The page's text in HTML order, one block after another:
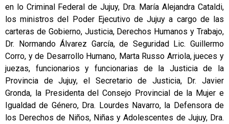
en lo Criminal Federal de Jujuy, Dra. María Alejandra Cataldi,
los ministros del Poder Ejecutivo de Jujuy a cargo de las
carteras de Gobierno, Justicia, Derechos Humanos y Trabajo,
Dr. Normando Álvarez García, de Seguridad Lic. Guillermo
Corro, y de Desarrollo Humano, Marta Russo Arriola, jueces y
juezas, funcionarios y funcionarias de la Justicia de la
Provincia de Jujuy, el Secretario de Justicia, Dr. Javier
Gronda, la Presidenta del Consejo Provincial de la Mujer e
Igualdad de Género, Dra. Lourdes Navarro, la Defensora de
los Derechos de Niños, Niñas y Adolescentes de Jujuy, Dra.